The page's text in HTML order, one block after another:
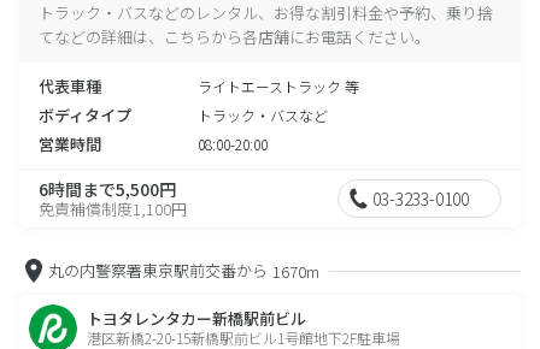
トラック・バスなどのレンタル、お得な割引料金や予約、乗り捨
てなどの詳細は、こちらから各店舗にお電話ください。
代表車種 ライトエーストラック 等
ボディタイプ トラック・バスなど
営業時間 08:00-20:00
6時間まで5,500円
免責補償制度1,100円 03-3233-0100
丸の内警察署東京駅前交番から 1670m
トヨタレンタカー新橋駅前ビル
港区新橋2-20-15新橋駅前ビル1号館地下2F駐車場